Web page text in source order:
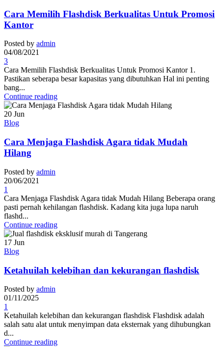
Cara Memilih Flashdisk Berkualitas Untuk Promosi
Kantor
Posted by admin
04/08/2021
3
Cara Memilih Flashdisk Berkualitas Untuk Promosi Kantor 1.
Pastikan seberapa besar kapasitas yang dibutuhkan Hal ini penting
bang...
Continue reading
20 Jun
Blog
Cara Menjaga Flashdisk Agara tidak Mudah
Hilang
Posted by admin
20/06/2021
1
Cara Menjaga Flashdisk Agara tidak Mudah Hilang Beberapa orang
pasti pernah kehilangan flashdisk. Kadang kita juga lupa naruh
flashd...
Continue reading
17 Jun
Blog
Ketahuilah kelebihan dan kekurangan flashdisk
Posted by admin
01/11/2025
1
Ketahuilah kelebihan dan kekurangan flashdisk Flashdisk adalah
salah satu alat untuk menyimpan data eksternak yang dihubungkan
d...
Continue reading